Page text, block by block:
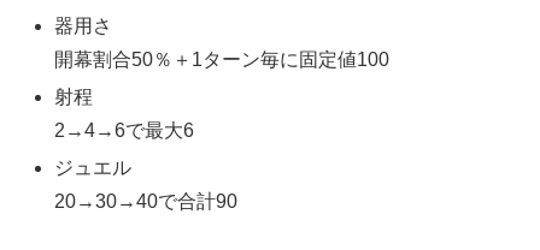
器用さ
開幕割合50％＋1ターン毎に固定値100
射程
2→4→6で最大6
ジュエル
20→30→40で合計90